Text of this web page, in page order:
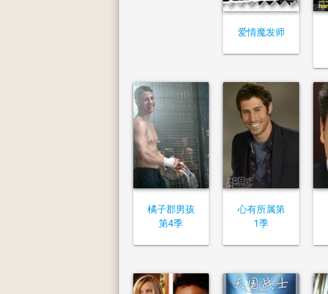
爱情魔发师
橘子郡男孩
第4季
心有所属第
1季